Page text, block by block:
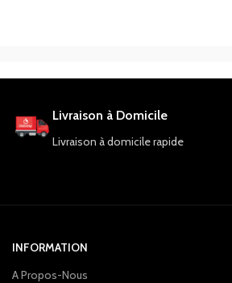
Livraison à Domicile
Livraison à domicile rapide
INFORMATION
A Propos-Nous